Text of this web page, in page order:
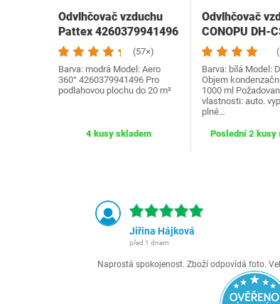
Odvlhčovač vzduchu
Pattex 4260379941496
Aero
(57×)
Barva: modrá Model: Aero
360° 4260379941496 Pro
podlahovou plochu do 20 m²
4 kusy skladem
Odvlhčovač
CONOPU DH-
Barva: bílá Model:
Objem
1000 ml
vlastnosti: auto.
plné…
Poslední 2 kusy
Jiřina Hájková
před 1 dnem
Naprostá spokojenost. Zboží odpovídá foto.